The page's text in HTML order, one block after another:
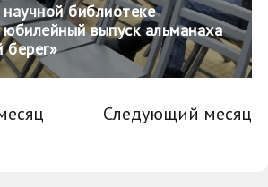
библиотеке
выпуск альманаха
берег»
Следующий месяц